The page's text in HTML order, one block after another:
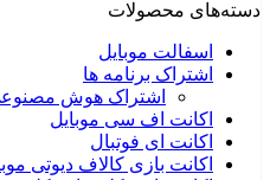
دسته‌های محصولات
اسفالت موبایل
اشتراک برنامه ها
اشتراک هوش
اکانت اف سی موبایل
اکانت ای فوتبال
اکانت بازی کالاف دیوتی